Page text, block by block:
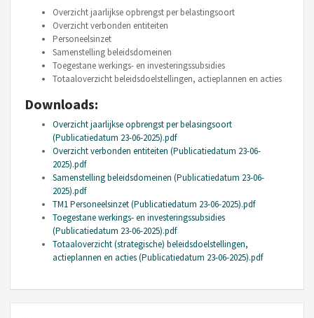
Overzicht jaarlijkse opbrengst per belastingsoort
Overzicht verbonden entiteiten
Personeelsinzet
Samenstelling beleidsdomeinen
Toegestane werkings- en investeringssubsidies
Totaaloverzicht beleidsdoelstellingen, actieplannen en acties
Downloads:
Overzicht jaarlijkse opbrengst per belasingsoort
(Publicatiedatum 23-06-2025).pdf
Overzicht verbonden entiteiten (Publicatiedatum 23-06-
2025).pdf
Samenstelling beleidsdomeinen (Publicatiedatum 23-06-
2025).pdf
TM1 Personeelsinzet (Publicatiedatum 23-06-2025).pdf
Toegestane werkings- en investeringssubsidies
(Publicatiedatum 23-06-2025).pdf
Totaaloverzicht (strategische) beleidsdoelstellingen,
actieplannen en acties (Publicatiedatum 23-06-2025).pdf